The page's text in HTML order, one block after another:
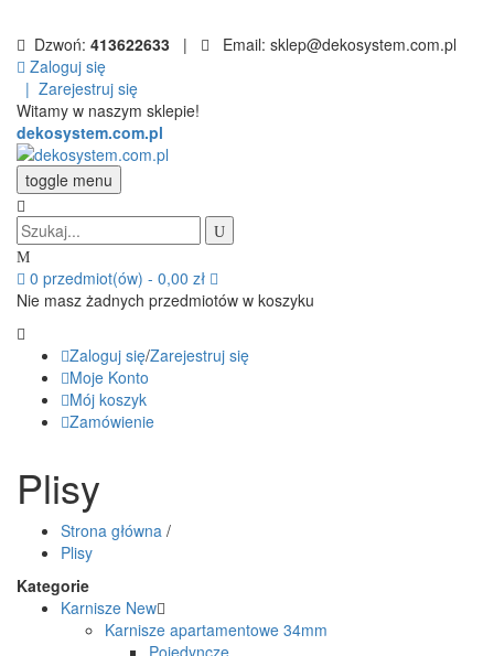
Dzwoń: 413622633 |
Email: sklep@dekosystem.com.pl
Zaloguj się
| Zarejestruj się
Witamy w naszym sklepie!
dekosystem.com.pl
toggle menu
0 przedmiot(ów) - 0,00 zł
Nie masz żadnych przedmiotów w koszyku
Zaloguj się/Zarejestruj się
Moje Konto
Mój koszyk
Zamówienie
Plisy
Strona główna /
Plisy
Kategorie
Karnisze New
Karnisze apartamentowe 34mm
Pojedyncze